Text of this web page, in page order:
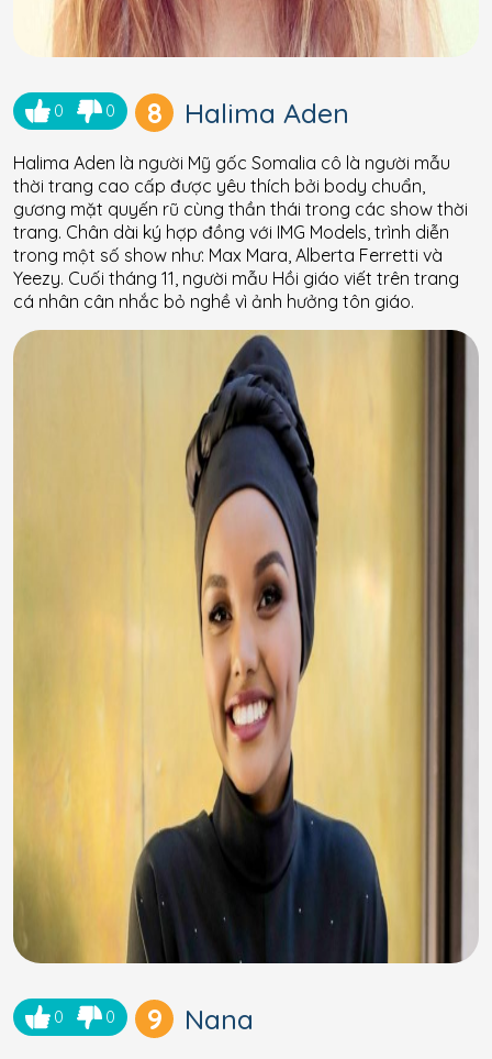
0 0 8 Halima Aden
Halima Aden là người Mỹ gốc Somalia cô là người mẫu
thời trang cao cấp được yêu thích bởi body chuẩn,
gương mặt quyến rũ cùng thần thái trong các show thời
trang. Chân dài ký hợp đồng với IMG Models, trình diễn
trong một số show như: Max Mara, Alberta Ferretti và
Yeezy. Cuối tháng 11, người mẫu Hồi giáo viết trên trang
cá nhân cân nhắc bỏ nghề vì ảnh hưởng tôn giáo.
0 0 9 Nana